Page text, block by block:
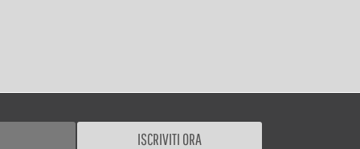
ISCRIVITI ORA